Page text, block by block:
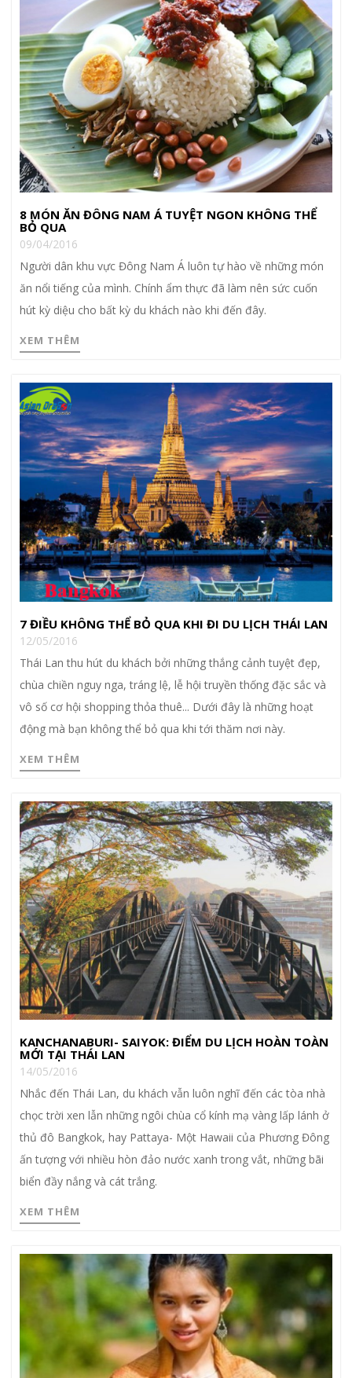
8 MÓN ĂN ĐÔNG NAM Á TUYỆT NGON KHÔNG THỂ
BỎ QUA
09/04/2016
Người dân khu vực Đông Nam Á luôn tự hào về những món
ăn nổi tiếng của mình. Chính ẩm thực đã làm nên sức cuốn
hút kỳ diệu cho bất kỳ du khách nào khi đến đây.
XEM THÊM
7 ĐIỀU KHÔNG THỂ BỎ QUA KHI ĐI DU LỊCH THÁI LAN
12/05/2016
Thái Lan thu hút du khách bởi những thắng cảnh tuyệt đẹp,
chùa chiền nguy nga, tráng lệ, lễ hội truyền thống đặc sắc và
vô số cơ hội shopping thỏa thuê... Dưới đây là những hoạt
động mà bạn không thể bỏ qua khi tới thăm nơi này.
XEM THÊM
KANCHANABURI- SAIYOK: ĐIỂM DU LỊCH HOÀN TOÀN
MỚI TẠI THÁI LAN
14/05/2016
Nhắc đến Thái Lan, du khách vẫn luôn nghĩ đến các tòa nhà
chọc trời xen lẫn những ngôi chùa cổ kính mạ vàng lấp lánh ở
thủ đô Bangkok, hay Pattaya- Một Hawaii của Phương Đông
ấn tượng với nhiều hòn đảo nước xanh trong vắt, những bãi
biển đầy nắng và cát trắng.
XEM THÊM